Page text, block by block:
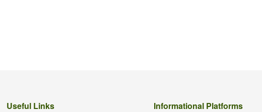
Useful Links Informational Platforms